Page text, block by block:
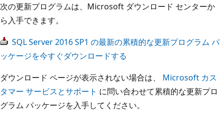
次の更新プログラムは、Microsoft ダウンロード センターか
ら入手できます。
SQL Server 2016 SP1 の最新の累積的な更新プログラム パ
ッケージを今すぐダウンロードする
ダウンロード ページが表示されない場合は、 Microsoft カス
タマー サービスとサポート に問い合わせて累積的な更新プロ
グラム パッケージを入手してください。